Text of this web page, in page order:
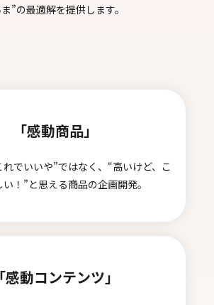
”の最適解を提供します。
「感動商品」
でいいや”ではなく、“高いけど、こ
！”と思える商品の企画開発。
「感動コンテンツ」